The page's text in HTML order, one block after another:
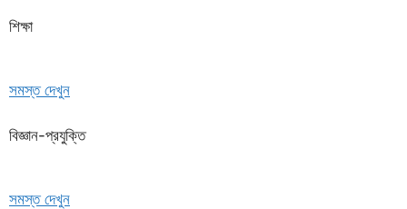
শিক্ষা
সমস্ত দেখুন
বিজ্ঞান-প্রযুক্তি
সমস্ত দেখুন